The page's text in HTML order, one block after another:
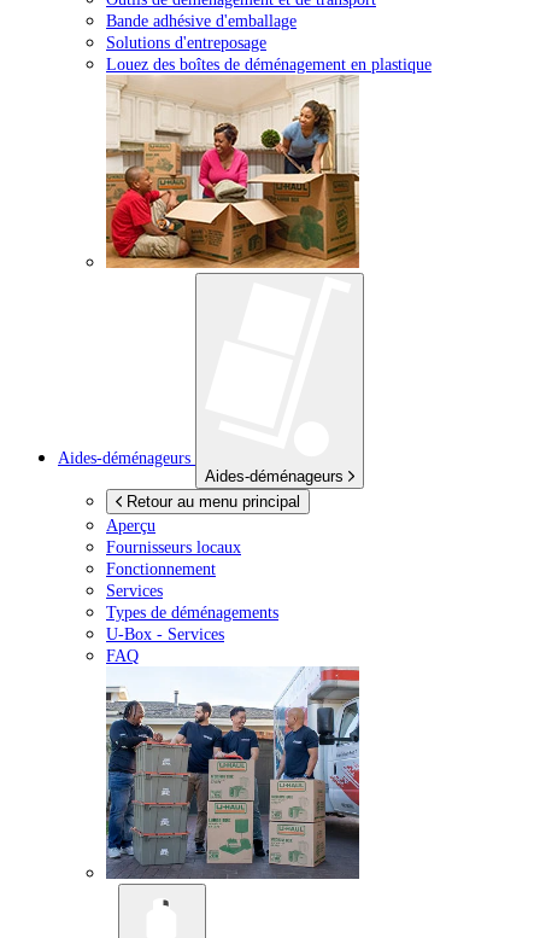
Bande adhésive d'emballage
Solutions d'entreposage
Louez des boîtes de déménagement en plastique
Aides-déménageurs
Aides-déménageurs
Retour au menu principal
Aperçu
Fournisseurs locaux
Fonctionnement
Services
Types de déménagements
U-Box - Services
FAQ